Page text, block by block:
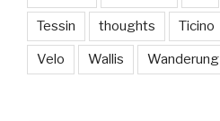
Tessin thoughts Ticino
Velo Wallis Wanderung